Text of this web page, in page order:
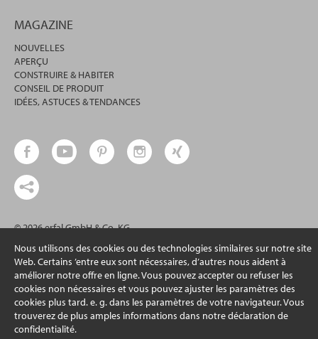
Nous utilisons des cookies ou des technologies similaires sur notre site
Web. Certains ’entre eux sont nécessaires, d’autres nous aident à
améliorer notre offre en ligne. Vous pouvez accepter ou refuser les
cookies non nécessaires et vous pouvez ajuster les paramètres des
cookies plus tard. e. g. dans les paramètres de votre navigateur. Vous
trouverez de plus amples informations dans notre déclaration de
confidentialité.
MAGAZINE
NOUVELLES
APERÇU
CONSTRUIRE & HABITER
CONSEIL DE PRODUIT
IDÉES, ASTUCES & TENDANCES
© 2026 erfal GmbH & Co. KG